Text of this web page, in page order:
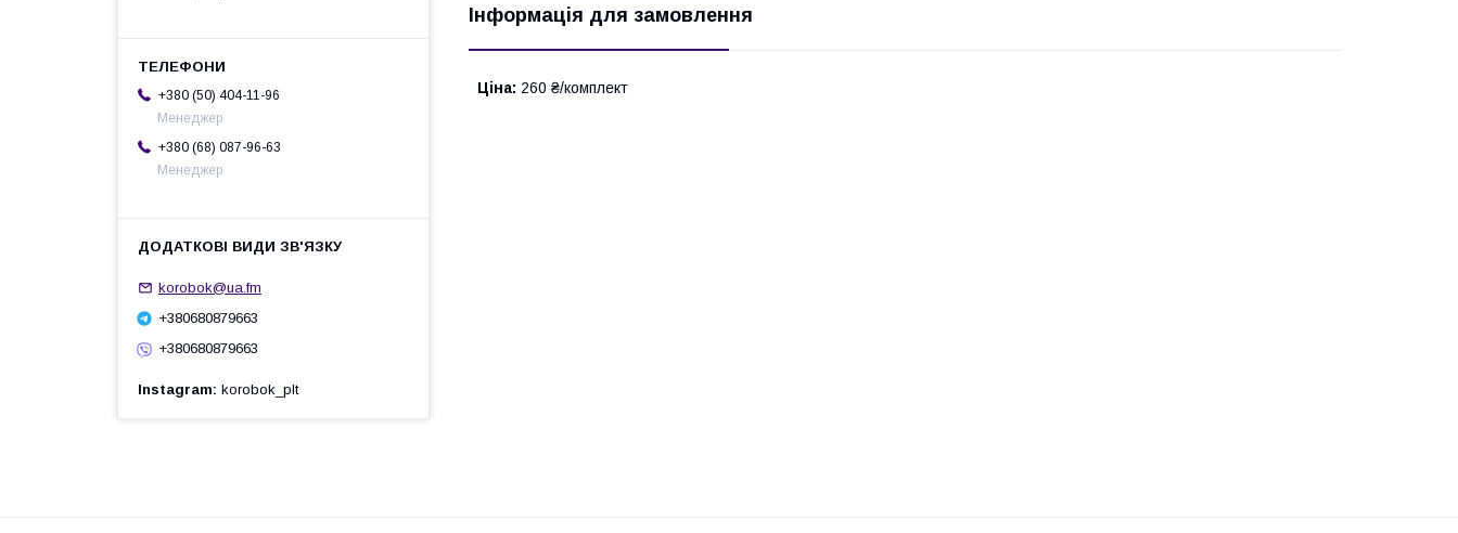
Інформація для замовлення
Ціна: 260 ₴/комплект
+380 (50) 404-11-96
Менеджер
+380 (68) 087-96-63
Менеджер
korobok@ua.fm
+380680879663
+380680879663
Instagram korobok_plt